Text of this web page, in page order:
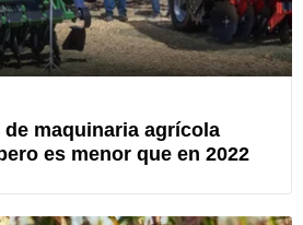
maquinaria agrícola
es menor que en 2022